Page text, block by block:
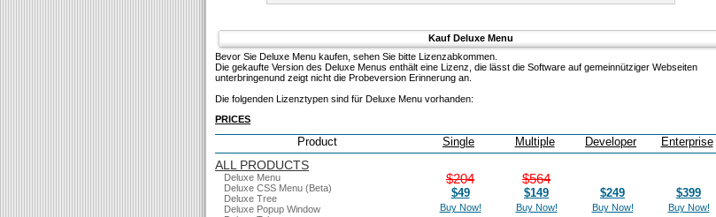
Kauf Deluxe Menu
Bevor Sie Deluxe Menu kaufen, sehen Sie bitte Lizenzabkommen.
Die gekaufte Version des Deluxe Menus enthält eine Lizenz, die lässt die Software auf gemeinnütziger Webseiten
unterbringenund zeigt nicht die Probeversion Erinnerung an.
Die folgenden Lizenztypen sind für Deluxe Menu vorhanden:
PRICES
Product Single Multiple Developer Enterprise
ALL PRODUCTS
Deluxe Menu
Deluxe CSS Menu (Beta)
Deluxe Tree
Deluxe Popup Window
$204
$49
Buy Now!
$564
$149
Buy Now!
$249
Buy Now!
$399
Buy Now!